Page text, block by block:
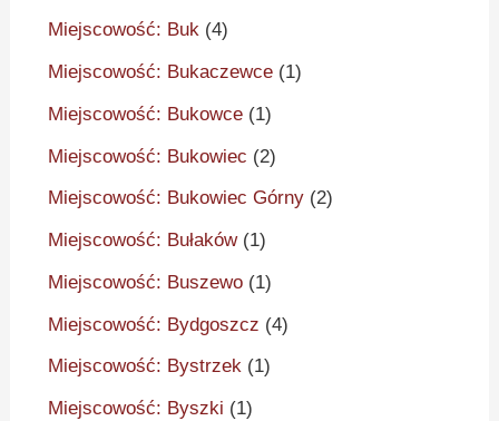
Miejscowość: Buk (4)
Miejscowość: Bukaczewce (1)
Miejscowość: Bukowce (1)
Miejscowość: Bukowiec (2)
Miejscowość: Bukowiec Górny (2)
Miejscowość: Bułaków(1)
Miejscowość: Buszewo (1)
Miejscowość: Bydgoszcz (4)
Miejscowość: Bystrzek (1)
Miejscowość: Byszki (1)